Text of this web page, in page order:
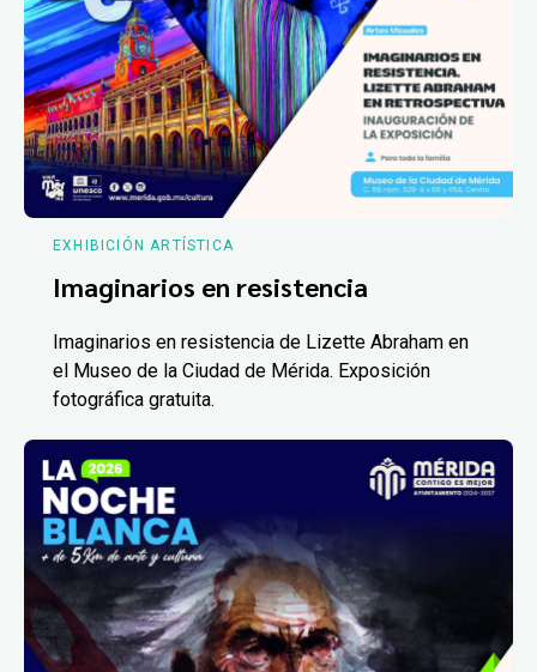
EXHIBICIÓN ARTÍSTICA
Imaginarios en resistencia
Imaginarios en resistencia de Lizette Abraham en
el Museo de la Ciudad de Mérida. Exposición
fotográfica gratuita.